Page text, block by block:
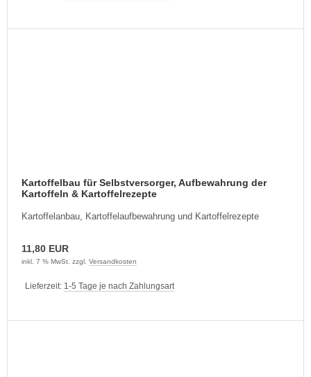
Kartoffelbau für Selbstversorger, Aufbewahrung der
Kartoffeln & Kartoffelrezepte
Kartoffelanbau, Kartoffelaufbewahrung und Kartoffelrezepte
11,80 EUR
inkl. 7 % MwSt. zzgl. Versandkosten
Lieferzeit: 1-5 Tage je nach Zahlungsart